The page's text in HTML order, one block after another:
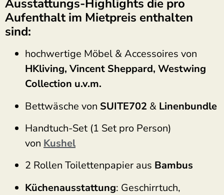
Ausstattungs-Highlights die pro
Aufenthalt im Mietpreis enthalten
sind:
hochwertige Möbel & Accessoires von
HKliving, Vincent Sheppard, Westwing
Collection u.v.m.
Bettwäsche von SUITE702 & Linenbundle
Handtuch-Set (1 Set pro Person)
von Kushel
2 Rollen Toilettenpapier aus Bambus
Küchenausstattung: Geschirrtuch,